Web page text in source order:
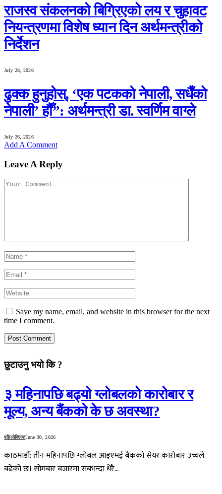
राजस्व संकलनको बिग्रिएको लय र चुहावट
नियन्त्रणमा विशेष ध्यान दिन अर्थमन्त्रीको
निर्देशन
July 28, 2026
ढुक्क हुनुहोस्, ‘एक पटकको नेपाली, सधैँको
नेपाली’ हौँ”: अर्थमन्त्री डा. स्वर्णिम वाग्ले
July 26, 2026
Add A Comment
Leave A Reply
Save my name, email, and website in this browser for the next
time I comment.
छुटाउनु भयो कि ?
३ महिनापछि बढ्यो ग्लोबलको कारोबार र
मूल्य, अन्य बैंकको के छ अवस्था?
पहिलोक्लिकJune 30, 2026
काठमाडौँ: तीन महिनापछि ग्लोबल आइएमई बैंकको सेयर कारोबार उच्चले
बढेको छ। सोमबार बजारमा सबभन्दा धेरै…